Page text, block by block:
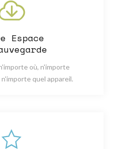
Espace
où, n'importe
quel appareil.